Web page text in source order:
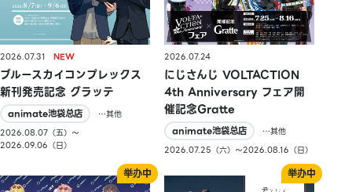
2026.07.31
ブルースカイコンプレックス
新刊発売記念 グラッテ
animate池袋总店
…其他
2026.08.07（五）〜
2026.09.06（日）
2026.07.24
にじさんじ VOLTACTION
4th Anniversary フェア開
催記念Gratte
animate池袋总店
…其他
2026.07.25（六）〜2026.08.16（日）